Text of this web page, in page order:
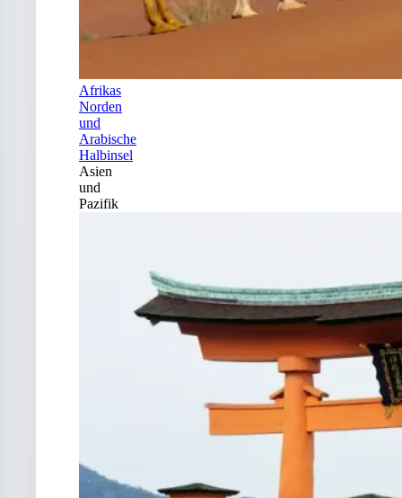
Afrikas
Norden
und
Arabische
Halbinsel
Asien
und
Pazifik